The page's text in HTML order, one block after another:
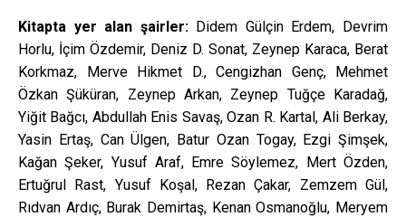
Kitapta yer alan şairler:Didem Gülçin Erdem, Devrim
Horlu, İçim Özdemir, Deniz D. Sonat, Zeynep Karaca, Berat
Korkmaz, Merve Hikmet D., Cengizhan Genç, Mehmet
Özkan Şüküran, Zeynep Arkan, Zeynep Tuğçe Karadağ,
Yiğit Bağcı, Abdullah Enis Savaş, Ozan R. Kartal, Ali Berkay,
Yasin Ertaş, Can Ülgen, Batur Ozan Togay, Ezgi Şimşek,
Kağan Şeker, Yusuf Araf, Emre Söylemez, Mert Özden,
Ertuğrul Rast, Yusuf Koşal, Rezan Çakar, Zemzem Gül,
Rıdvan Ardıç, Burak Demirtaş, Kenan Osmanoğlu, Meryem